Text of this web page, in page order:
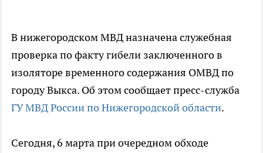
В нижегородском МВД назначена служебная
проверка по факту гибели заключенного в
изоляторе временного содержания ОМВД по
городу Выкса. Об этом сообщает пресс-служба
ГУ МВД России по Нижегородской области.
Сегодня, 6 марта при очередном обходе